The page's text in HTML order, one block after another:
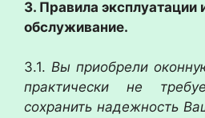
3. Правила эксплуатации
обслуживание.
3.1. Вы приобрели
практически не
сохранить надежность